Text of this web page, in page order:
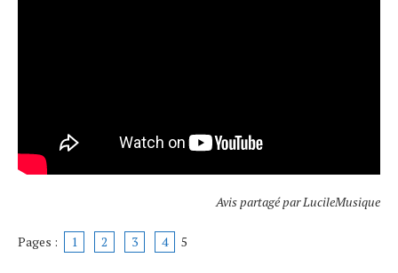
Avis partagé par LucileMusique
Pages : 1 2 3 4 5